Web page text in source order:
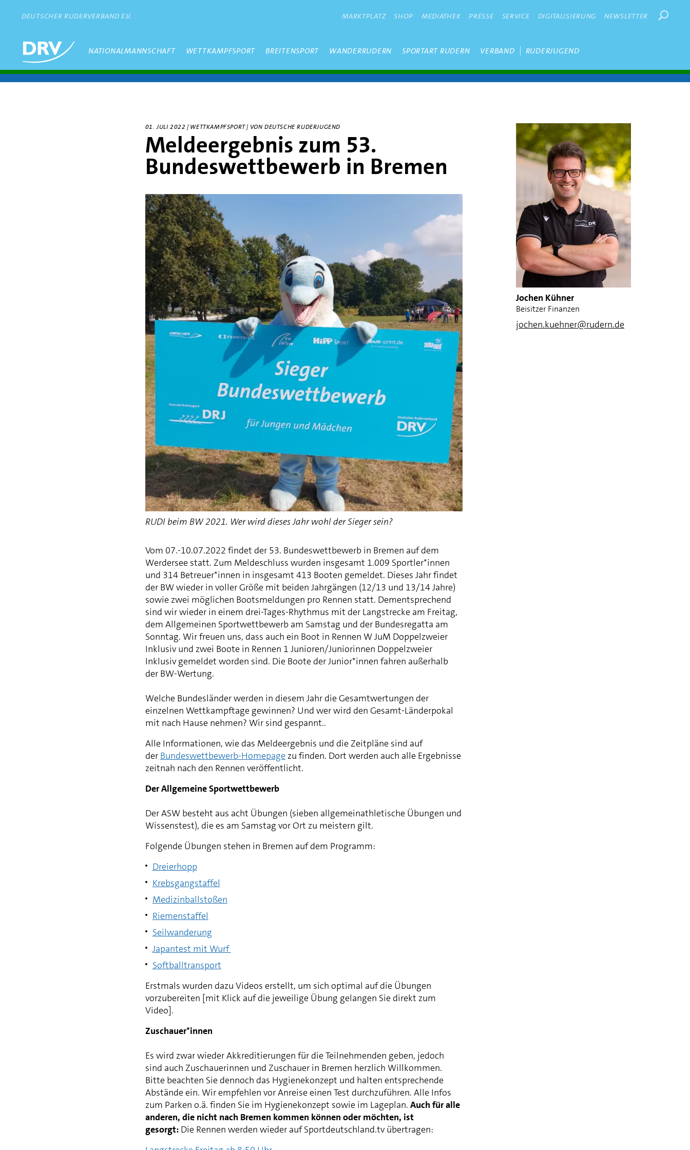
DEUTSCHER RUDERVERBAND E.V. METANAVIGATION
MARKTPLATZ SHOP MEDIATHEK PRESSE SERVICE DIGITALISIERUNG NEWSLETTER
Hauptmenü
NATIONALMANNSCHAFT WETTKAMPFSPORT BREITENSPORT WANDERRUDERN SPORTART RUDERN VERBAND RUDERJUGEND
01. JULI 2022 | WETTKAMPFSPORT | VON DEUTSCHE RUDERJUGEND
Meldeergebnis zum 53.
Bundeswettbewerb in Bremen
RUDI beim BW 2021. Wer wird dieses Jahr wohl der Sieger sein?
Vom 07.-10.07.2022 findet der 53. Bundeswettbewerb in Bremen auf dem
Werdersee statt. Zum Meldeschluss wurden insgesamt 1.009 Sportler*innen
und 314 Betreuer*innen in insgesamt 413 Booten gemeldet. Dieses Jahr findet
der BW wieder in voller Größe mit beiden Jahrgängen (12/13 und 13/14 Jahre)
sowie zwei möglichen Bootsmeldungen pro Rennen statt. Dementsprechend
sind wir wieder in einem drei-Tages-Rhythmus mit der Langstrecke am Freitag,
dem Allgemeinen Sportwettbewerb am Samstag und der Bundesregatta am
Sonntag. Wir freuen uns, dass auch ein Boot in Rennen W JuM Doppelzweier
Inklusiv und zwei Boote in Rennen 1 Junioren/Juniorinnen Doppelzweier
Inklusiv gemeldet worden sind. Die Boote der Junior*innen fahren außerhalb
der BW-Wertung.
Welche Bundesländer werden in diesem Jahr die Gesamtwertungen der
einzelnen Wettkampftage gewinnen? Und wer wird den Gesamt-Länderpokal
mit nach Hause nehmen? Wir sind gespannt..
Alle Informationen, wie das Meldeergebnis und die Zeitpläne sind auf
der Bundeswettbewerb-Homepagezu finden. Dort werden auch alle Ergebnisse
zeitnah nach den Rennen veröffentlicht.
Der Allgemeine Sportwettbewerb
Der ASW besteht aus acht Übungen (sieben allgemeinathletische Übungen und
Wissenstest), die es am Samstag vor Ort zu meistern gilt.
Folgende Übungen stehen in Bremen auf dem Programm:
Dreierhopp
Krebsgangstaffel
Medizinballstoßen
Riemenstaffel
Seilwanderung
Japantest mit Wurf
Softballtransport
Erstmals wurden dazu Videos erstellt, um sich optimal auf die Übungen
vorzubereiten [mit Klick auf die jeweilige Übung gelangen Sie direkt zum
Video].
Zuschauer*innen
Es wird zwar wieder Akkreditierungen für die Teilnehmenden geben, jedoch
sind auch Zuschauerinnen und Zuschauer in Bremen herzlich Willkommen.
Bitte beachten Sie dennoch das Hygienekonzept und halten entsprechende
Abstände ein. Wir empfehlen vor Anreise einen Test durchzuführen. Alle Infos
zum Parken o.ä. finden Sie im Hygienekonzept sowie im Lageplan. Auch für alle
anderen, die nicht nach Bremen kommen können oder möchten, ist
gesorgt:Die Rennen werden wieder auf Sportdeutschland.tv übertragen:
Jochen Kühner
Beisitzer Finanzen
jochen.kuehner@rudern.de